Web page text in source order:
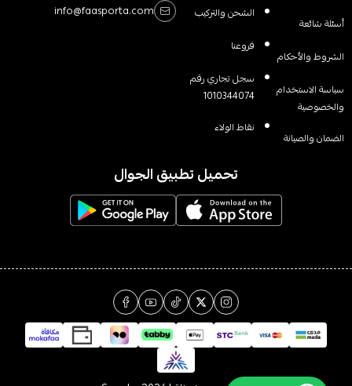
أسئلة شائعة
الشروط والأحكام
سياسة الاستخدام
والخصوصية
الضمان والصيانة
الشحن والتركيب
فروعنا
سجل تجاري رقم
1010344074
نقاط الولاء
info@faasporta.com
تحميل تطبيق الجوال